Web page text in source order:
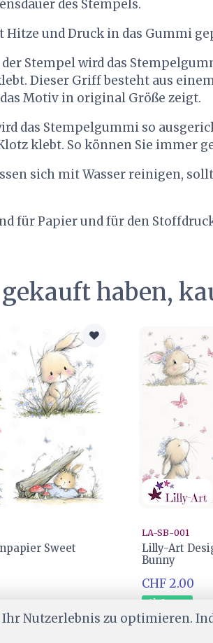
des Stempels.
und Druck in das Gummi
Stempel wird das
Dieser Griff besteht aus
Motiv in original Größe zeigt.
das Stempelgummi so
klebt. So können Sie immer
sich mit Wasser reinigen,
für Papier und für den
haben,
Sweet
LA-SB-001
Lilly-Art
Bunny
CHF 2.00
Ab Lager
Nutzerlebnis zu optimieren.